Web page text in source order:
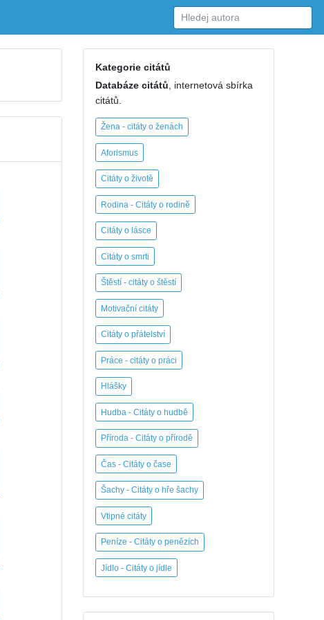
Kategorie citátů
Databáze citátů , internetová sbírka
citátů.
Žena - citáty o ženách
Aforismus
Citáty o životě
Rodina - Citáty o rodině
Citáty o lásce
Citáty o smrti
Štěstí - citáty o štěstí
Motivační citáty
Citáty o přátelství
Práce - citáty o práci
Hlášky
Hudba - Citáty o hudbě
Příroda - Citáty o přírodě
Čas - Citáty o čase
Šachy - Citáty o hře šachy
Vtipné citáty
Peníze - Citáty o penězích
Jídlo - Citáty o jídle